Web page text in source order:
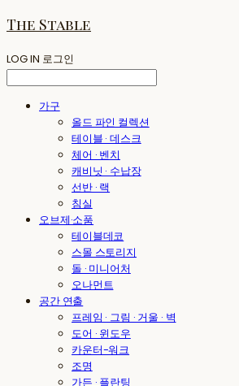
The Stable
LOG IN 로그인
가구
올드 파인 컬렉션
테이블 · 데스크
체어 · 벤치
캐비닛 · 수납장
선반 · 랙
침실
오브제·소품
테이블데코
스몰 스토리지
돌 · 미니어처
오나먼트
공간 연출
프레임 · 그림 · 거울 · 벽
도어 · 윈도우
카운터-워크
조명
가든 · 플란팅